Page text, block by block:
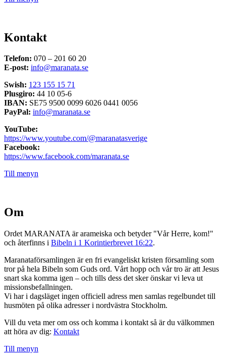
Kontakt
Telefon: 070 – 201 60 20
E-post: info@maranata.se
Swish: 123 155 15 71
Plusgiro: 44 10 05-6
IBAN: SE75 9500 0099 6026 0441 0056
PayPal: info@maranata.se
YouTube:
https://www.youtube.com/@maranatasverige
Facebook:
https://www.facebook.com/maranata.se
Till menyn
Om
Ordet MARANATA är arameiska och betyder "Vår Herre, kom!"
och återfinns i Bibeln i 1 Korintierbrevet 16:22.
Maranataförsamlingen är en fri evangeliskt kristen församling som
tror på hela Bibeln som Guds ord. Vårt hopp och vår tro är att Jesus
snart ska komma igen – och tills dess det sker önskar vi leva ut
missionsbefallningen.
Vi har i dagsläget ingen officiell adress men samlas regelbundet till
husmöten på olika adresser i nordvästra Stockholm.
Vill du veta mer om oss och komma i kontakt så är du välkommen
att höra av dig: Kontakt
Till menyn